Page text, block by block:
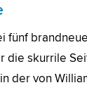
fünf
die skurrile
der von